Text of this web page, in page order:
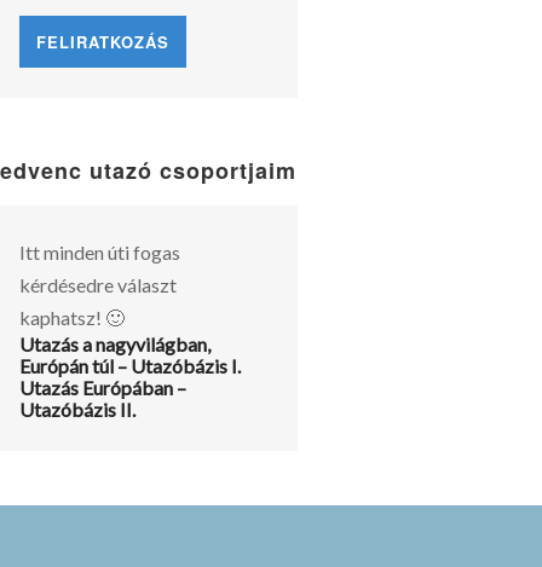
utazó csoportjaim
Itt minden úti fogas
kérdésedre választ
kaphatsz! 🙂
Utazás a nagyvilágban,
Európán túl – Utazóbázis I.
Utazás Európában –
Utazóbázis II.